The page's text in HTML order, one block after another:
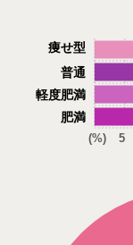
肥満
軽度肥満
普通
痩せ型
(%) 5